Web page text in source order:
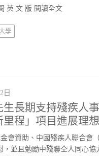
英 文 版 閱讀全文
學
日
生長期支持殘疾人
里程」項目進展理想
會資助、中國殘疾人聯合會
，並且勉勵中殘聯仝人同心